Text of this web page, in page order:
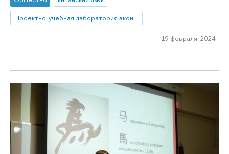
Проектно-учебная лаборатория экономической журналистики
19 февраля 2024